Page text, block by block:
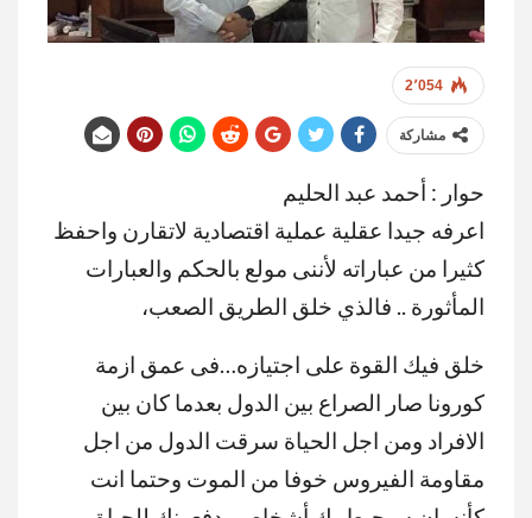
2٬054
مشاركة
حوار : أحمد عبد الحليم
اعرفه جيدا عقلية عملية اقتصادية لاتقارن واحفظ
كثيرا من عباراته لأننى مولع بالحكم والعبارات
المأثورة .. فالذي خلق الطريق الصعب،
خلق فيك القوة على اجتيازه…فى عمق ازمة
كورونا صار الصراع بين الدول بعدما كان بين
الافراد ومن اجل الحياة سرقت الدول من اجل
مقاومة الفيروس خوفا من الموت وحتما انت